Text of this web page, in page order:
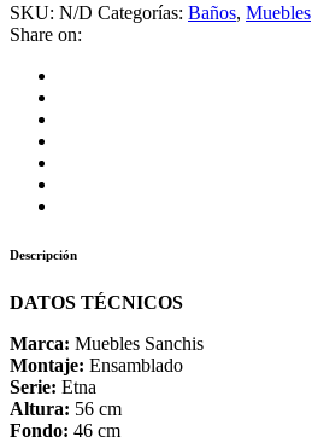
precios:
desde
hasta
614,00€
SKU: N/D Categorías: Baños, Muebles
Share on:
Descripción
DATOS TÉCNICOS
Marca: Muebles Sanchis
Montaje: Ensamblado
Serie: Etna
Altura: 56 cm
Fondo: 46 cm